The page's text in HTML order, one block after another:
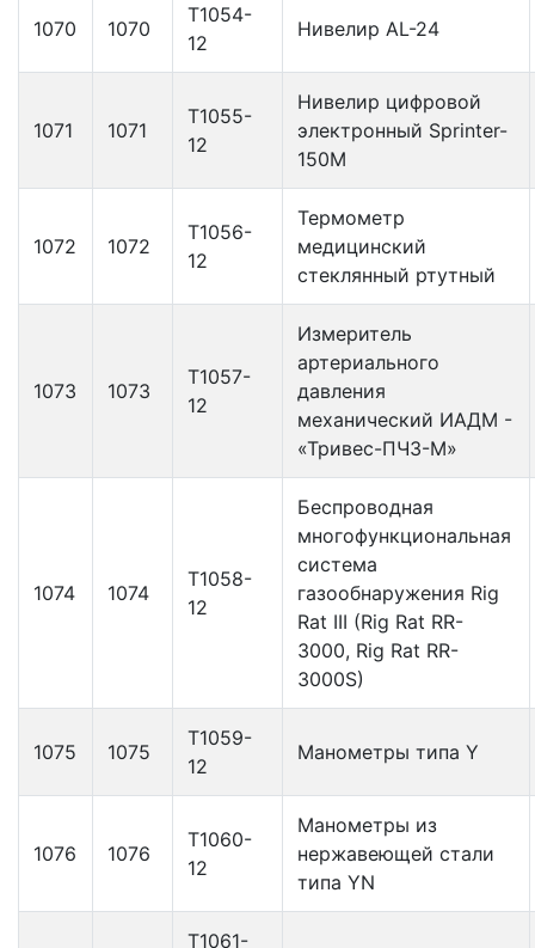
1070 1070
Т1054-
12
Нивелир AL-24
1071 1071
Т1055-
12
Нивелир цифровой
электронный Sprinter-
150М
1072 1072
Т1056-
12
Термометр
медицинский
стеклянный ртутный
1073 1073
Т1057-
12
Измеритель
артериального
давления
механический ИАДМ -
«Тривес-ПЧЗ-М»
1074 1074
Т1058-
12
Беспроводная
многофункциональная
система
газообнаружения Rig
Rat III (Rig Rat RR-
3000, Rig Rat RR-
3000S)
1075 1075
Т1059-
12
Манометры типа Y
1076 1076
Т1060-
12
Манометры из
нержавеющей стали
типа YN
Т1061-